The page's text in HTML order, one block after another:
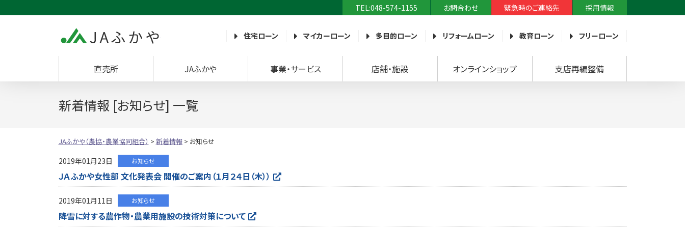
TEL:048-574-1155 お問合わせ 緊急時のご連絡先 採用情報
JAふかや（農協・農業協同組合）
住宅ローン マイカーローン 多目的ローン リフォームローン 教育ローン フリーローン
直売所 JAふかや 事業・サービス 店舗・施設 オンラインショップ 支店再編整備
新着情報 [お知らせ] 一覧
JAふかや（農協・農業協同組合） > 新着情報> お知らせ
2019年01月23日 お知らせ
ＪＡふかや女性部 文化発表会 開催のご案内（１月２４日（木））
2019年01月11日 お知らせ
降雪に対する農作物・農業用施設の技術対策について